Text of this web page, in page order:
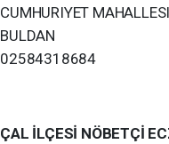
CUMHURIYET
BULDAN
02584318684
ÇAL İLÇESİ NÖBETÇİ